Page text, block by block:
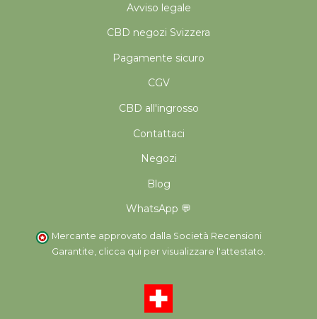
Avviso legale
CBD negozi Svizzera
Pagamente sicuro
CGV
CBD all'ingrosso
Contattaci
Negozi
Blog
WhatsApp 💬
Mercante approvato dalla Società Recensioni
Garantite, clicca qui per visualizzare l'attestato.